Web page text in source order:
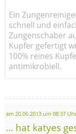
Ein
schnell und
Zungenschaber
Kupfer gefertigt
100% reines
antimikrobiell.
am 20.06.2013 um 08:37 Uhr
... hat katyes